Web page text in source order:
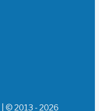
| © 2013 - 2026